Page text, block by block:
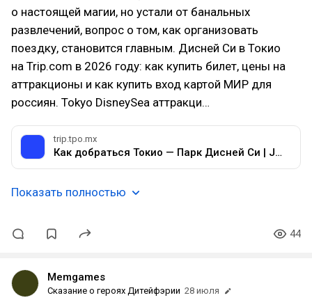
о настоящей магии, но устали от банальных
развлечений, вопрос о том, как организовать
поездку, становится главным. Дисней Си в Токио
на Trip.com в 2026 году: как купить билет, цены на
аттракционы и как купить вход картой МИР для
россиян. Tokyo DisneySea аттракци…
trip.tpo.mx
Как добраться Токио — Парк Дисней Си | JR + Линия Дисней Резорт・Междугородний автобус・Такси: всё про время, цены и маршруты | Trip.com
Показать полностью
44
Memgames
Сказание о героях Дитейфэрии 28 июля